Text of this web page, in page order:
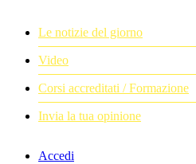
Le notizie del giorno
Video
Corsi accreditati / Formazione
Invia la tua opinione
Accedi